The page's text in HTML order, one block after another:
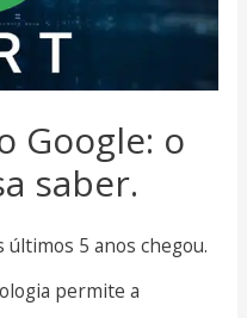
Google: o
saber.
5 anos chegou.
permite a